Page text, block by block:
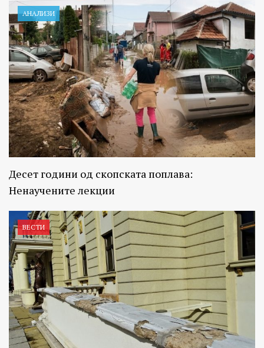
АНАЛИЗИ
Десет години од скопската поплава:
Ненаучените лекции
ВЕСТИ